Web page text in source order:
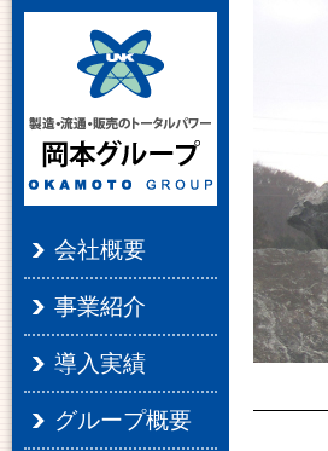
会社概要
事業紹介
導入実績
グループ概要